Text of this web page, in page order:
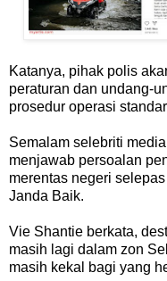
Katanya, pihak polis
peraturan dan undang-
prosedur operasi
Semalam selebriti
menjawab persoalan
merentas negeri
Janda Baik.
Vie Shantie berkata,
masih lagi dalam zon
masih kekal bagi yang